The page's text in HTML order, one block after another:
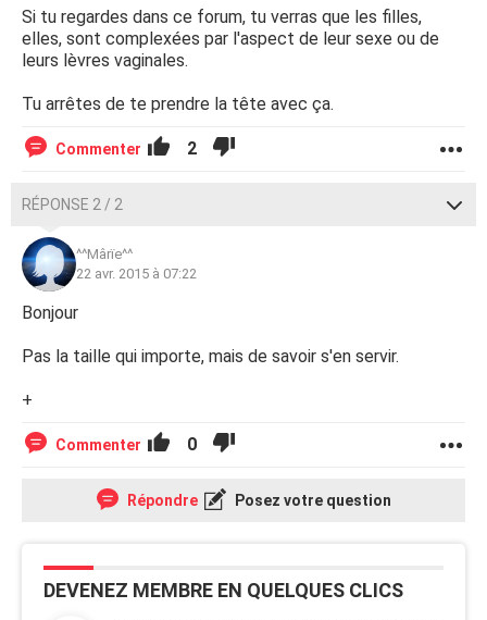
Si tu regardes dans ce forum, tu verras que les filles,
elles, sont complexées par l'aspect de leur sexe ou de
leurs lèvres vaginales.
Tu arrêtes de te prendre la tête avec ça.
Commenter 2
RÉPONSE 2 / 2
^^Mârïe^^
22 avr. 2015 à 07:22
Bonjour
Pas la taille qui importe, mais de savoir s'en servir.
+
Commenter 0
Répondre Posez votre question
DEVENEZ MEMBRE EN QUELQUES CLICS